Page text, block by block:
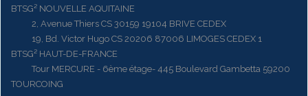
BTSG² NOUVELLE AQUITAINE
2, Avenue Thiers CS 30159 19104 BRIVE CEDEX
19, Bd. Victor Hugo CS 20206 87006 LIMOGES CEDEX 1
BTSG² HAUT-DE-FRANCE
Tour MERCURE - 6ème étage- 445 Boulevard Gambetta 59200
TOURCOING